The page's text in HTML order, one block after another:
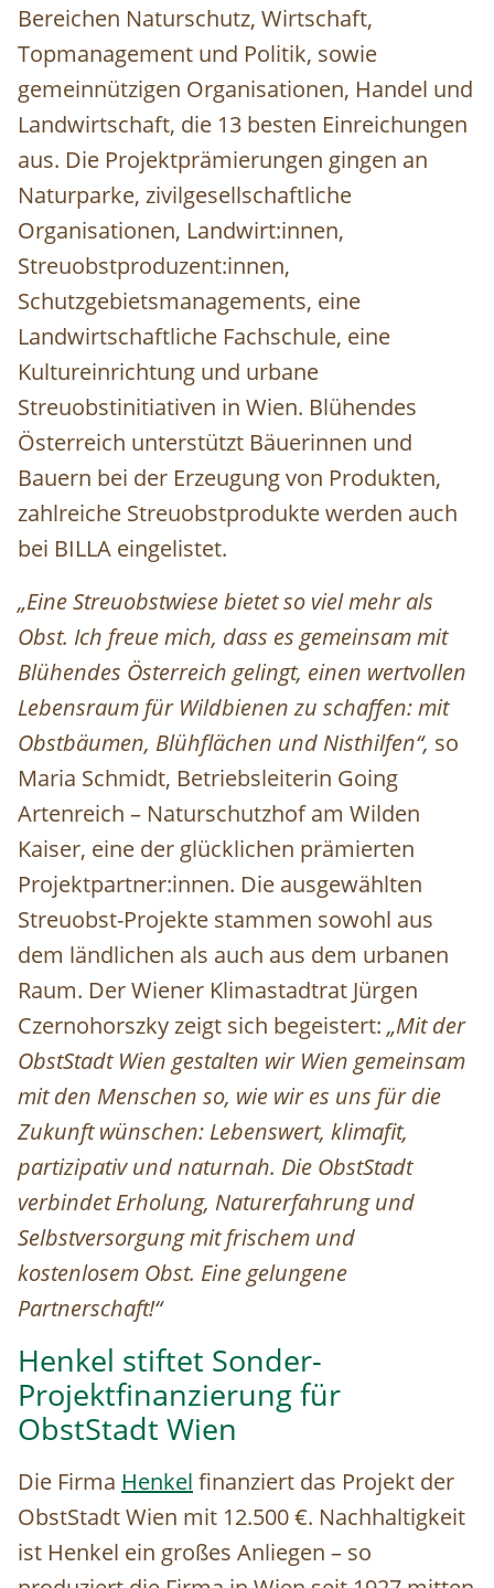
Bereichen Naturschutz, Wirtschaft,
Topmanagement und Politik, sowie
gemeinnützigen Organisationen, Handel und
Landwirtschaft, die 13 besten Einreichungen
aus. Die Projektprämierungen gingen an
Naturparke, zivilgesellschaftliche
Organisationen, Landwirt:innen,
Streuobstproduzent:innen,
Schutzgebietsmanagements, eine
Landwirtschaftliche Fachschule, eine
Kultureinrichtung und urbane
Streuobstinitiativen in Wien. Blühendes
Österreich unterstützt Bäuerinnen und
Bauern bei der Erzeugung von Produkten,
zahlreiche Streuobstprodukte werden auch
bei BILLA eingelistet.
„Eine Streuobstwiese bietet so viel mehr als
Obst. Ich freue mich, dass es gemeinsam mit
Blühendes Österreich gelingt, einen wertvollen
Lebensraum für Wildbienen zu schaffen: mit
Obstbäumen, Blühflächen und Nisthilfen“, so
Maria Schmidt, Betriebsleiterin Going
Artenreich – Naturschutzhof am Wilden
Kaiser, eine der glücklichen prämierten
Projektpartner:innen. Die ausgewählten
Streuobst-Projekte stammen sowohl aus
dem ländlichen als auch aus dem urbanen
Raum. Der Wiener Klimastadtrat Jürgen
Czernohorszky zeigt sich begeistert: „Mit der
ObstStadt Wien gestalten wir Wien gemeinsam
mit den Menschen so, wie wir es uns für die
Zukunft wünschen: Lebenswert, klimafit,
partizipativ und naturnah. Die ObstStadt
verbindet Erholung, Naturerfahrung und
Selbstversorgung mit frischem und
kostenlosem Obst. Eine gelungene
Partnerschaft!“
Henkel stiftet Sonder-
Projektfinanzierung für
ObstStadt Wien
Die Firma Henkel finanziert das Projekt der
ObstStadt Wien mit 12.500 €. Nachhaltigkeit
ist Henkel ein großes Anliegen – so